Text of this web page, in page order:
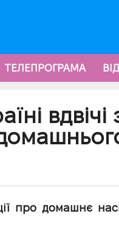
ТЕЛЕПРОГРАМА
вдвічі
про домашнє